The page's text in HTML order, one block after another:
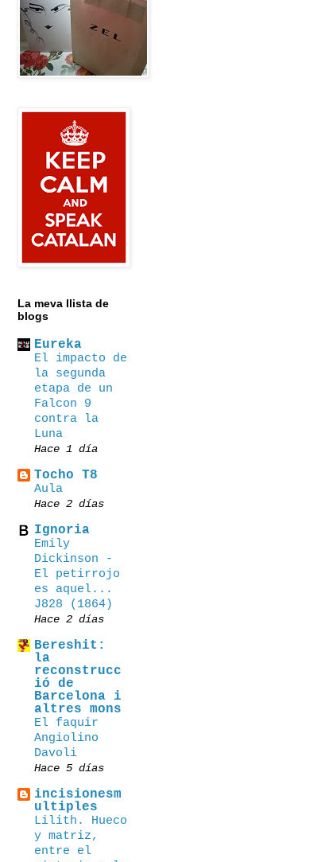
La meva llista de
blogs
Eureka
El impacto de
la segunda
etapa de un
Falcon 9
contra la
Luna
Hace 1 día
Tocho T8
Αula
Hace 2 días
Ignoria
Emily
Dickinson -
El petirrojo
es aquel...
J828 (1864)
Hace 2 días
Bereshit:
la
reconstrucc
ió de
Barcelona i
altres mons
El faquir
Angiolino
Davoli
Hace 5 días
incisionesm
ultiples
Lilith. Hueco
y matriz,
entre el